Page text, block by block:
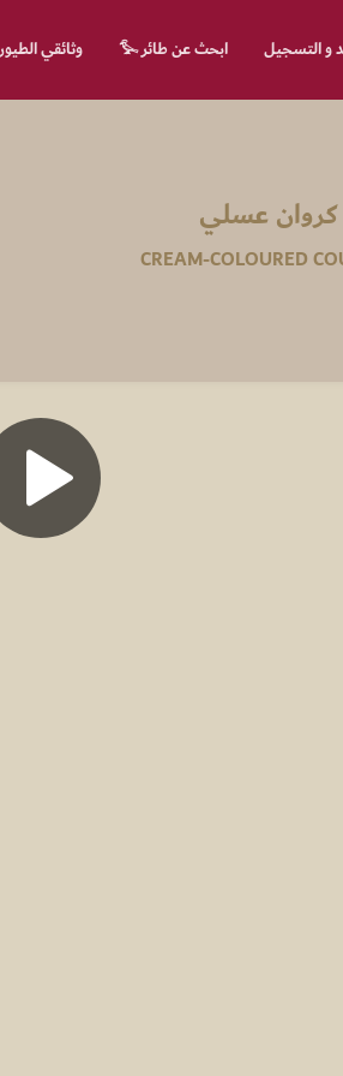
و التسجيل ابحث عن طائر 𓅙 وثائقي الطيور
كروان عسلي
CREAM-COLOURED